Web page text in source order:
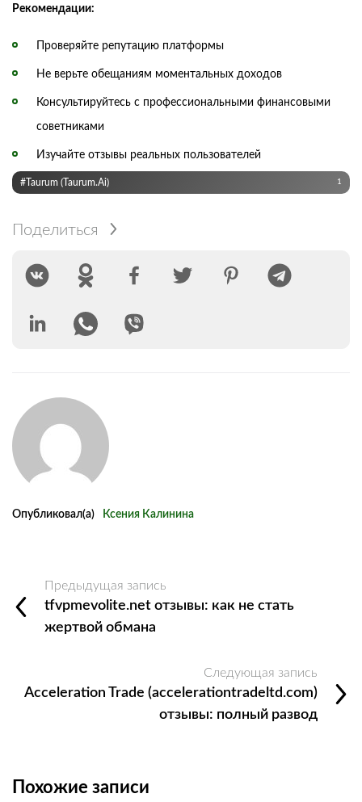
Рекомендации:
Проверяйте репутацию платформы
Не верьте обещаниям моментальных доходов
Консультируйтесь с профессиональными финансовыми
советниками
Изучайте отзывы реальных пользователей
#Taurum (taurum.ai) 1
Поделиться
Опубликовал(а) Ксения Калинина
Предыдущая запись
tfvpmevolite.net отзывы: как не стать
жертвой обмана
Следующая запись
Acceleration Trade (accelerationtradeltd.com)
отзывы: полный развод
Похожие записи